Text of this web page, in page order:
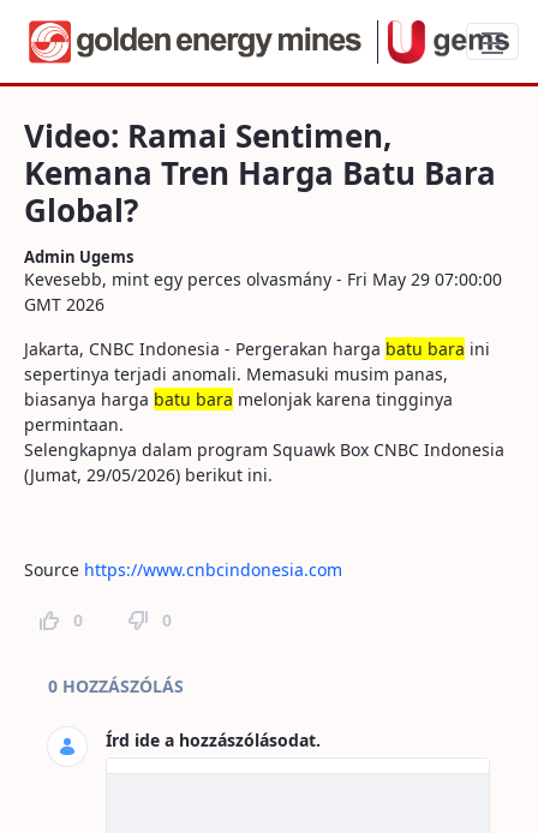
Video: Ramai Sentimen, Kemana Tren
Video: Ramai Sentimen,
Kemana Tren Harga Batu Bara
Global?
Admin Ugems
Kevesebb, mint egy perces olvasmány - Fri May 29 07:00:00
GMT 2026
Jakarta, CNBC Indonesia - Pergerakan harga batu bara ini
sepertinya terjadi anomali. Memasuki musim panas,
biasanya harga batu bara melonjak karena tingginya
permintaan.
Selengkapnya dalam program Squawk Box CNBC Indonesia
(Jumat, 29/05/2026) berikut ini.
Source https://www.cnbcindonesia.com
0 0
Hozzászólások az oldalhoz
0 HOZZÁSZÓLÁS
Írd ide a hozzászólásodat.